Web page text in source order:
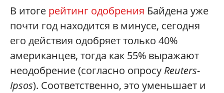
В итоге рейтинг одобрения Байдена уже
почти год находится в минусе, сегодня
его действия одобряет только 40%
американцев, тогда как 55% выражают
неодобрение (согласно опросу Reuters-
Ipsos). Соответственно, это уменьшает и